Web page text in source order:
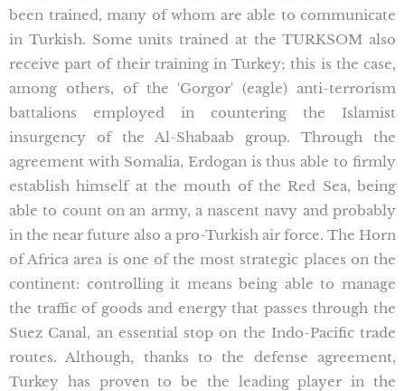
been trained, many of whom are able to communicate
in Turkish. Some units trained at the TURKSOM also
receive part of their training in Turkey; this is the case,
among others, of the 'Gorgor' (eagle) anti-terrorism
battalions employed in countering the Islamist
insurgency of the Al-Shabaab group. Through the
agreement with Somalia, Erdogan is thus able to firmly
establish himself at the mouth of the Red Sea, being
able to count on an army, a nascent navy and probably
in the near future also a pro-Turkish air force. The Horn
of Africa area is one of the most strategic places on the
continent: controlling it means being able to manage
the traffic of goods and energy that passes through the
Suez Canal, an essential stop on the Indo-Pacific trade
routes. Although, thanks to the defense agreement,
Turkey has proven to be the leading player in the